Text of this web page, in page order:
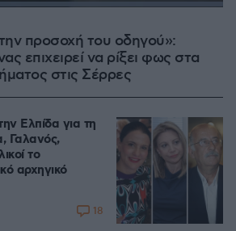
Loaded:
προσοχή του οδηγού»:
επιχειρεί να ρίξει φως στα
στις Σέρρες
Ελπίδα για τη
Γαλανός,
το
αρχηγικό
18